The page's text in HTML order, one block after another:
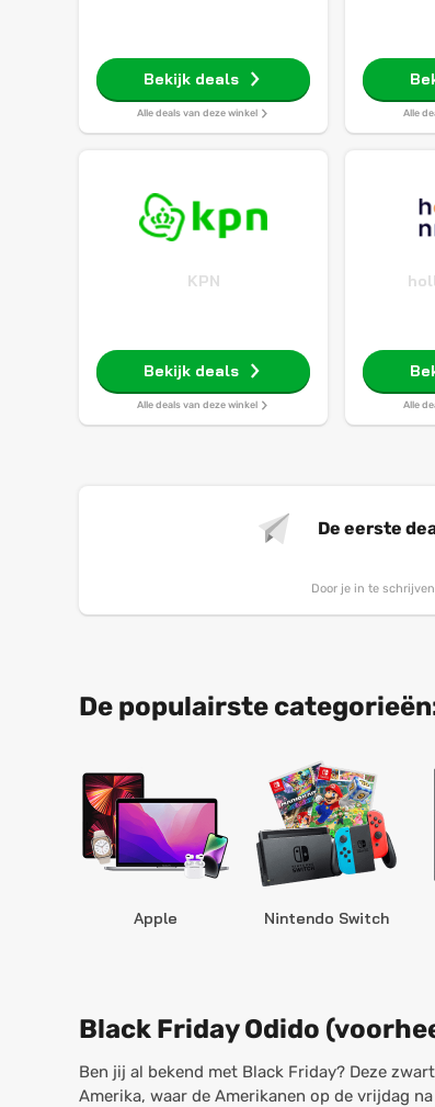
Bekijk deals
Alle deals van deze winkel Alle
KPN
Bekijk deals
Alle deals van deze winkel Alle
De eerste
Door je in te
De populairste
Apple Nintendo Switch
Black Friday Odido
Ben jij al bekend met Black Friday? Deze
Amerika, waar de Amerikanen op de vrijdag na